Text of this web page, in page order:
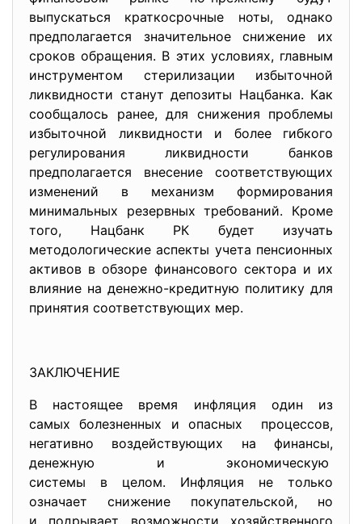
выпускаться краткосрочные ноты, однако
предполагается значительное снижение их
сроков обращения. В этих условиях, главным
инструментом стерилизации избыточной
ликвидности станут депозиты Нацбанка. Как
сообщалось ранее, для снижения проблемы
избыточной ликвидности и более гибкого
регулирования ликвидности банков
предполагается внесение соответствующих
изменений в механизм формирования
минимальных резервных требований. Кроме
того, Нацбанк РК будет изучать
методологические аспекты учета пенсионных
активов в обзоре финансового сектора и их
влияние на денежно-кредитную политику для
принятия соответствующих мер.
ЗАКЛЮЧЕНИЕ
В настоящее время инфляция один из
самых болезненных и опасных процессов,
негативно воздействующих на финансы,
денежную и экономическую
системы в целом. Инфляция не только
означает снижение покупательской, но
и подрывает возможности хозяйственного